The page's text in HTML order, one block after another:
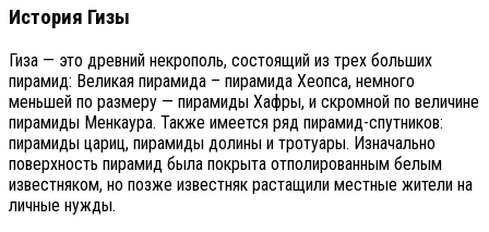
История Гизы
Гиза — это древний некрополь, состоящий из трех больших
пирамид: Великая пирамида – пирамида Хеопса, немного
меньшей по размеру — пирамиды Хафры, и скромной по величине
пирамиды Менкаура. Также имеется ряд пирамид-спутников:
пирамиды цариц, пирамиды долины и тротуары. Изначально
поверхность пирамид была покрыта отполированным белым
известняком, но позже известняк растащили местные жители на
личные нужды.